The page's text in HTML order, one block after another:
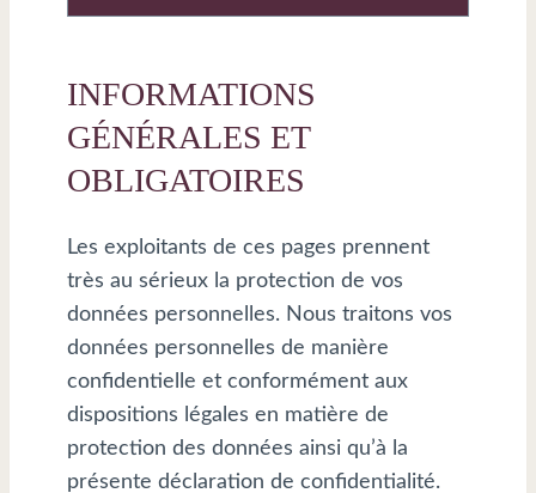
INFORMATIONS
GÉNÉRALES ET
OBLIGATOIRES
Les exploitants de ces pages prennent
très au sérieux la protection de vos
données personnelles. Nous traitons vos
données personnelles de manière
confidentielle et conformément aux
dispositions légales en matière de
protection des données ainsi qu’à la
présente déclaration de confidentialité.